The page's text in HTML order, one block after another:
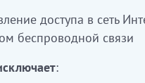
қызметтеден басқа)
кіру рұқсатын берукіреді
доступа в сеть
беспроводной связи
: